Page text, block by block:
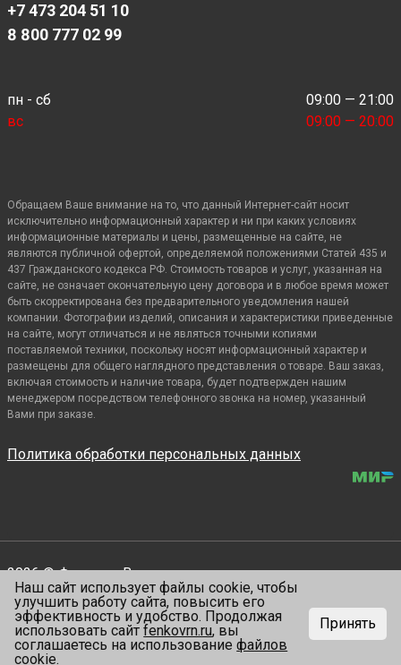
+7 473 204 51 10
8 800 777 02 99
пн - сб
09:00 — 21:00
вс
09:00 — 20:00
Обращаем Ваше внимание на то, что данный Интернет-сайт носит
исключительно информационный характер и ни при каких условиях
информационные материалы и цены, размещенные на сайте, не
являются публичной офертой, определяемой положениями Статей 435 и
437 Гражданского кодекса РФ. Стоимость товаров и услуг, указанная на
сайте, не означает окончательную цену договора и в любое время может
быть скорректирована без предварительного уведомления нашей
компании. Фотографии изделий, описания и характеристики приведенные
на сайте, могут отличаться и не являться точными копиями
поставляемой техники, поскольку носят информационный характер и
размещены для общего наглядного представления о товаре. Ваш заказ,
включая стоимость и наличие товара, будет подтвержден нашим
менеджером посредством телефонного звонка на номер, указанный
Вами при заказе.
Политика обработки персональных данных
2026 © Фенко.
Все права защищены
Сделано —VIALENT
Главная
0
Наш сайт использует файлы cookie, чтобы
улучшить работу сайта, повысить его
эффективность и удобство. Продолжая
использовать сайтfenkovrn.ru, вы
соглашаетесь на использованиефайлов
cookie.
Принять